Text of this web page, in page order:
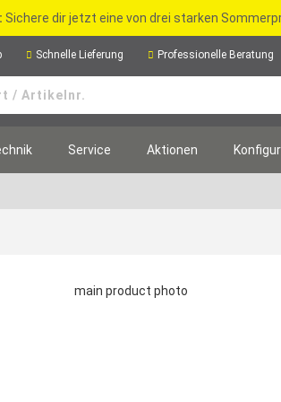
Sichere dir jetzt eine von drei starken
Schnelle Lieferung Professionelle Beratung
Service Aktionen